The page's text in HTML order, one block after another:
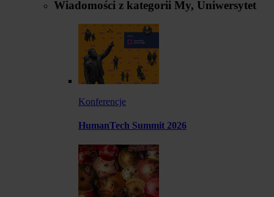
Wiadomości z kategorii My, Uniwersytet
Konferencje
HumanTech Summit 2026